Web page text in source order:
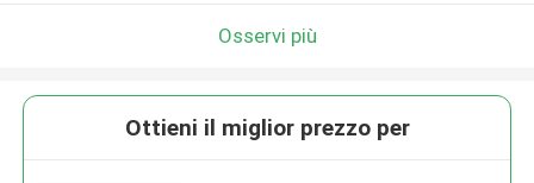
Osservi più
Ottieni il miglior prezzo per